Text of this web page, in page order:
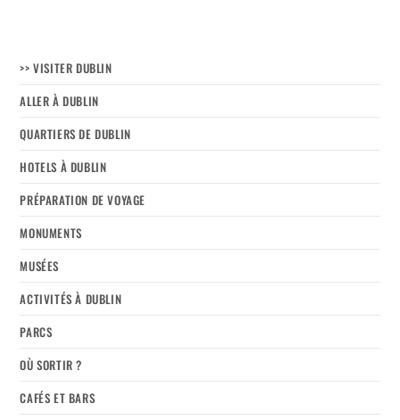
>> VISITER DUBLIN
ALLER À DUBLIN
QUARTIERS DE DUBLIN
HOTELS À DUBLIN
PRÉPARATION DE VOYAGE
MONUMENTS
MUSÉES
ACTIVITÉS À DUBLIN
PARCS
OÙ SORTIR ?
CAFÉS ET BARS